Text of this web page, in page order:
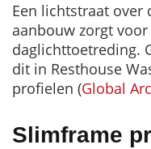
Een lichtstraat over
aanbouw zorgt
daglichttoetreding.
dit in Resthouse
profielen (Global
Slimframe